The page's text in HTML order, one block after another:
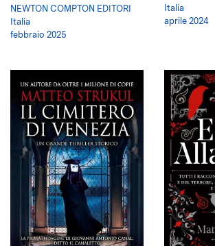
NEWTON COMPTON EDITORI
Italia
febbraio 2025
Italia
aprile 2024